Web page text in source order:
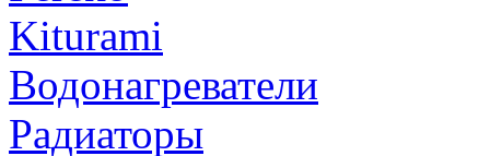
Kiturami
Водонагреватели
Радиаторы